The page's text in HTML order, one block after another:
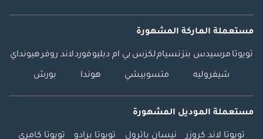
مستعملة الماركة المشهورة
تويوتا مرسيدس بنزنسياملكزس بي ام دبليوفوردلاند روفرهيونداي
شيفروليه متسوبيشي هوندا بورش
مستعملة الموديل المشهورة
تويوتا لاند كروزر نيسان باترول تويوتا برادو تويوتا كامري